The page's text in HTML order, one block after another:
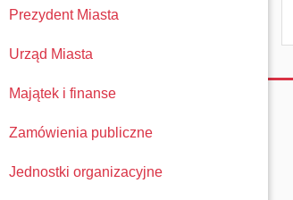
Prezydent Miasta
Urząd Miasta
Majątek i finanse
Zamówienia publiczne
Jednostki organizacyjne